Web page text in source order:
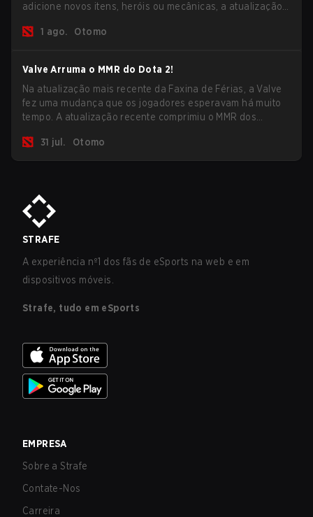
adicione novos itens, heróis ou mecânicas, a atualização
maiores problemas do jogo.
1 ago. Otomo
Valve Arruma o MMR do Dota 2!
Na atualização mais recente da Faxina de Férias, a Valve
fez uma mudança que os jogadores esperavam há muito
tempo. A atualização recente comprimiu o MMR dos
31 jul.
Otomo
STRAFE
A experiência nº1 dos fãs de eSports na web e em
dispositivos móveis.
Strafe, tudo em eSports
EMPRESA
Sobre a Strafe
Contate-Nos
Carreira